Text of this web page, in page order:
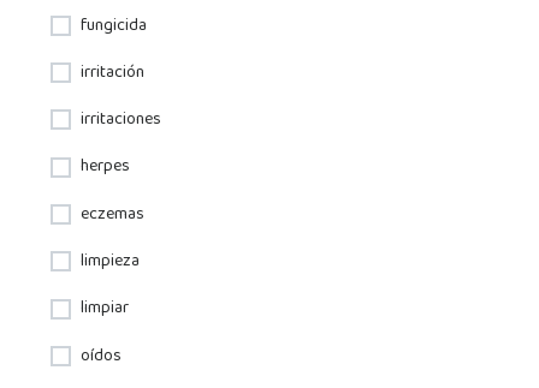
fungicida
irritación
irritaciones
herpes
eczemas
limpieza
limpiar
oídos